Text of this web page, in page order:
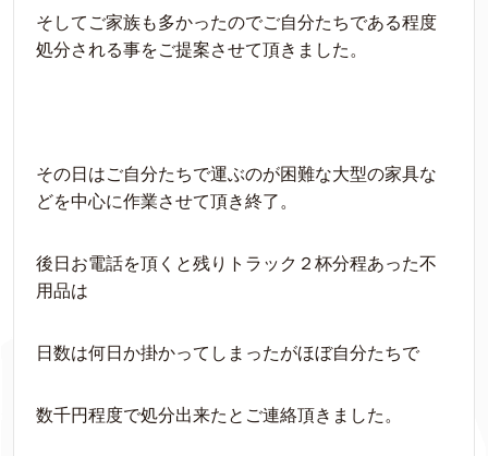
そしてご家族も多かったのでご自分たちである程度
処分される事をご提案させて頂きました。
その日はご自分たちで運ぶのが困難な大型の家具な
どを中心に作業させて頂き終了。
後日お電話を頂くと残りトラック２杯分程あった不
用品は
日数は何日か掛かってしまったがほぼ自分たちで
数千円程度で処分出来たとご連絡頂きました。